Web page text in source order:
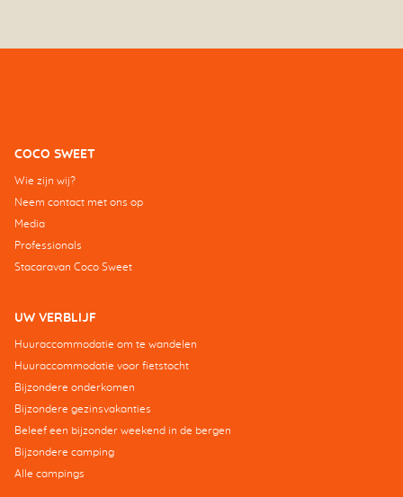
COCO SWEET
Wie zijn wij?
Neem contact met ons op
Media
Professionals
Stacaravan Coco Sweet
UW VERBLIJF
Huuraccommodatie om te wandelen
Huuraccommodatie voor fietstocht
Bijzondere onderkomen
Bijzondere gezinsvakanties
Beleef een bijzonder weekend in de bergen
Bijzondere camping
Alle campings